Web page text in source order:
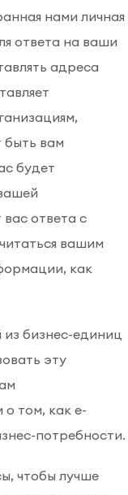
нами личная
ответа на ваши
адреса
быть вам
будет
ответа с
вашим
как
из бизнес-единиц
эту
том, как e-
потребности.
чтобы лучше